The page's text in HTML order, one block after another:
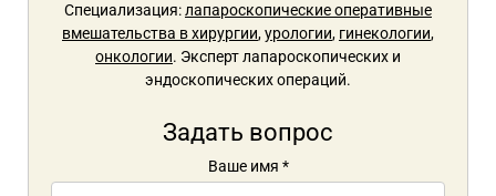
Специализация:лапароскопические оперативные
вмешательства в хирургии,урологии, гинекологии,
онкологии. Эксперт лапароскопических и
эндоскопических операций.
Задать вопрос
Ваше имя *